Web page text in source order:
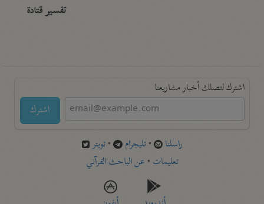
تفسير قتادة
اشترك لتصلك أخبار مشاريعنا
اشترك
راسلنا •تليجرام •تويتر
تعليمات •عن الباحث القرآني